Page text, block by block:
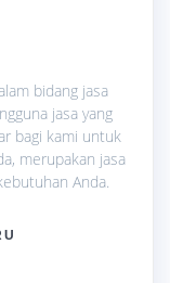
bidang jasa
jasa yang
bagi kami untuk
merupakan jasa
Anda.